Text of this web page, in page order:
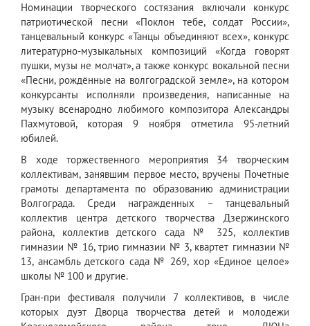
Номинации творческого состязания включали конкурс
патриотической песни «Поклон тебе, солдат России»,
танцевальный конкурс «Танцы объединяют всех», конкурс
литературно-музыкальных композиций «Когда говорят
пушки, музы не молчат», а также конкурс вокальной песни
«Песни, рождённые на волгоградской земле», на котором
конкурсанты исполняли произведения, написанные на
музыку всенародно любимого композитора Александры
Пахмутовой, которая 9 ноября отметила 95-летний
юбилей.
В ходе торжественного мероприятия 34 творческим
коллективам, занявшим первое место, вручены Почетные
грамоты департамента по образованию администрации
Волгограда. Среди награжденных – танцевальный
коллектив центра детского творчества Дзержинского
района, коллектив детского сада № 325, коллектив
гимназии № 16, трио гимназии № 3, квартет гимназии №
13, ансамбль детского сада № 269, хор «Единое целое»
школы № 100 и другие.
Гран-при фестиваля получили 7 коллективов, в числе
которых дуэт Дворца творчества детей и молодежи